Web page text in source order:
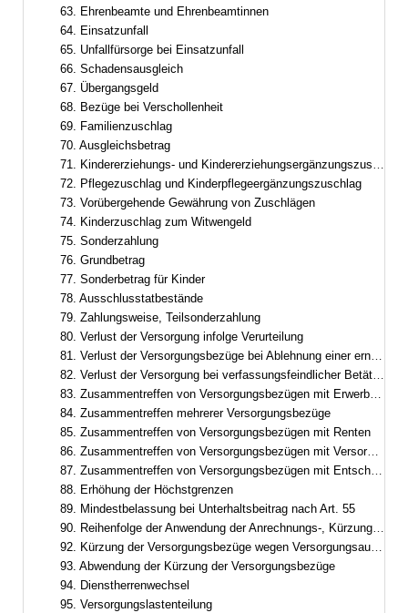
63. Ehrenbeamte und Ehrenbeamtinnen
64. Einsatzunfall
65. Unfallfürsorge bei Einsatzunfall
66. Schadensausgleich
67. Übergangsgeld
68. Bezüge bei Verschollenheit
69. Familienzuschlag
70. Ausgleichsbetrag
71. Kindererziehungs- und Kindererziehungsergänzungszuschlag
72. Pflegezuschlag und Kinderpflegeergänzungszuschlag
73. Vorübergehende Gewährung von Zuschlägen
74. Kinderzuschlag zum Witwengeld
75. Sonderzahlung
76. Grundbetrag
77. Sonderbetrag für Kinder
78. Ausschlusstatbestände
79. Zahlungsweise, Teilsonderzahlung
80. Verlust der Versorgung infolge Verurteilung
81. Verlust der Versorgungsbezüge bei Ablehnung einer erneuten Berufung
82. Verlust der Versorgung bei verfassungsfeindlicher Betätigung
83. Zusammentreffen von Versorgungsbezügen mit Erwerbs- und Erwerbsersatzeinkommen
84. Zusammentreffen mehrerer Versorgungsbezüge
85. Zusammentreffen von Versorgungsbezügen mit Renten
86. Zusammentreffen von Versorgungsbezügen mit Versorgung aus zwischenstaatlicher und überstaatlicher Verwendung
87. Zusammentreffen von Versorgungsbezügen mit Entschädigung oder Versorgungsbezügen nach dem Abgeordnetenstatut des Europäischen Parlaments
88. Erhöhung der Höchstgrenzen
89. Mindestbelassung bei Unterhaltsbeitrag nach Art. 55
90. Reihenfolge der Anwendung der Anrechnungs-, Kürzungs- und Ruhensvorschriften
92. Kürzung der Versorgungsbezüge wegen Versorgungsausgleich
93. Abwendung der Kürzung der Versorgungsbezüge
94. Dienstherrenwechsel
95. Versorgungslastenteilung